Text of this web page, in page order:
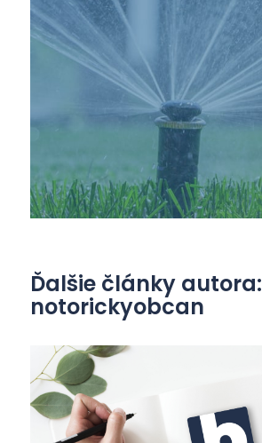
Ďalšie články autora:
notorickyobcan